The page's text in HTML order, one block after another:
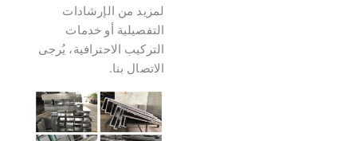
لمزيد من الإرشادات
التفصيلية أو خدمات
التركيب الاحترافية، يُرجى
الاتصال بنا.